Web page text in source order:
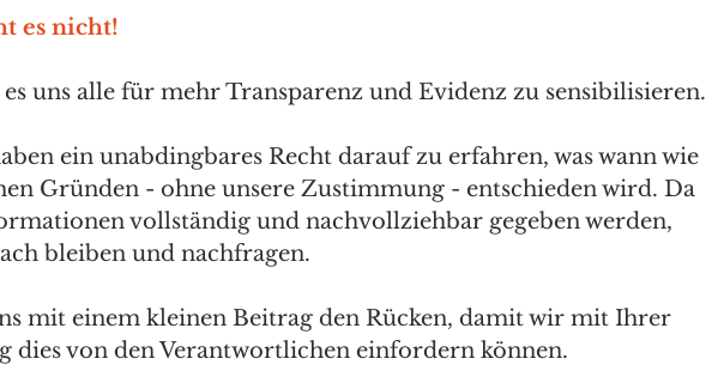
es nicht!
uns alle für mehr Transparenz und Evidenz zu sensibilisieren.
ein unabdingbares Recht darauf zu erfahren, was wann wie
Gründen - ohne unsere Zustimmung - entschieden wird. Da
vollständig und nachvollziehbar gegeben werden,
bleiben und nachfragen.
mit einem kleinen Beitrag den Rücken, damit wir mit Ihrer
dies von den Verantwortlichen einfordern können.